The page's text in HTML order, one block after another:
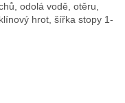
odolá vodě, otěru,
hrot, šířka stopy 1-